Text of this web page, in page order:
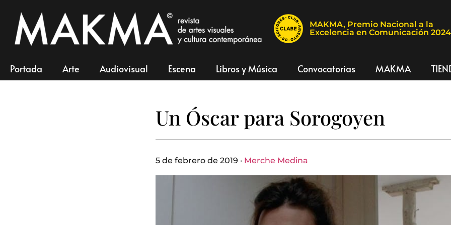
MAKMA, Premio Nacional a la
Excelencia en Comunicación 2024
Portada Arte Audiovisual Escena Libros y Música Convocatorias MAKMA
Un Óscar para Sorogoyen
5 de febrero de 2019 · Merche Medina